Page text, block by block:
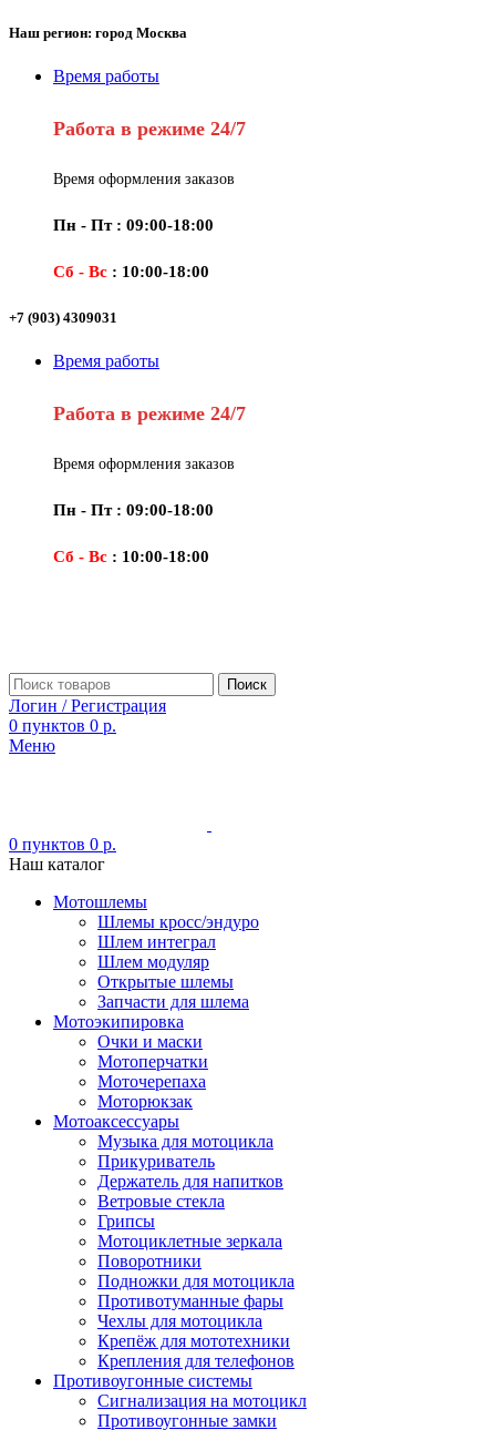
Наш регион: город Москва
Время работы
Работа в режиме 24/7
Время оформления заказов
Пн - Пт : 09:00-18:00
Сб - Вс : 10:00-18:00
+7 (903) 4309031
Время работы
Работа в режиме 24/7
Время оформления заказов
Пн - Пт : 09:00-18:00
Сб - Вс : 10:00-18:00
Поиск
Логин / Регистрация
0 пунктов 0 р.
Меню
0 пунктов 0 р.
Наш каталог
Мотошлемы
Шлемы кросс/эндуро
Шлем интеграл
Шлем модуляр
Открытые шлемы
Запчасти для шлема
Мотоэкипировка
Очки и маски
Мотоперчатки
Моточерепаха
Моторюкзак
Мотоаксессуары
Музыка для мотоцикла
Прикуриватель
Держатель для напитков
Ветровые стекла
Грипсы
Мотоциклетные зеркала
Поворотники
Подножки для мотоцикла
Противотуманные фары
Чехлы для мотоцикла
Крепёж для мототехники
Крепления для телефонов
Противоугонные системы
Сигнализация на мотоцикл
Противоугонные замки